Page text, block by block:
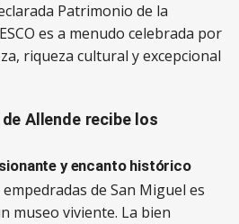
Patrimonio de la
es a menudo celebrada por
riqueza cultural y excepcional
Allende recibe los
y encanto histórico
de San Miguel es
museo viviente. La bien